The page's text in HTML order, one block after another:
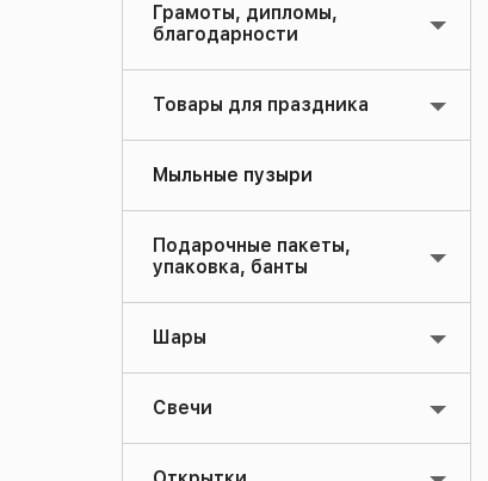
Грамоты, дипломы,
благодарности
Товары для праздника
Мыльные пузыри
Подарочные пакеты,
упаковка, банты
Шары
Свечи